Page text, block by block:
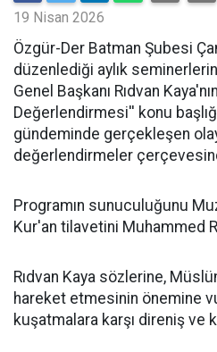
19 Nisan 2026
​Özgür-Der Batman Şubesi
düzenlediği aylık
Genel Başkanı Rıdvan
Değerlendirmesi'' konu
gündeminde gerçekleşen
değerlendirmeler
Programın sunuculuğunu
Kur'an tilavetini Muhammed
Rıdvan Kaya sözlerine,
hareket etmesinin önemine
kuşatmalara karşı direniş ve